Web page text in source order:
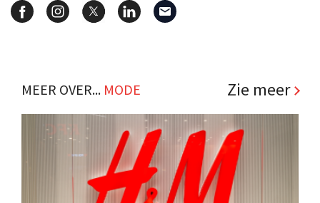
MEER OVER... MODE Zie meer